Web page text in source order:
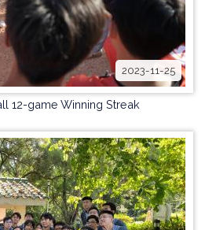
2023-11-25
12-game Winning Streak